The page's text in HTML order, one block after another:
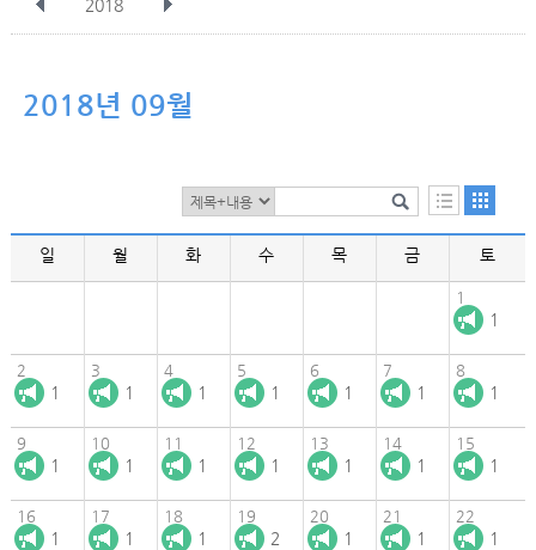
2018
12월
2018년 09월
일 월 화 수 목 금 토
1
1
2
1
3
1
4
1
5
1
6
1
7
1
8
1
9
1
10
1
11
1
12
1
13
1
14
1
15
1
16
1
17
1
18
1
19
2
20
1
21
1
22
1